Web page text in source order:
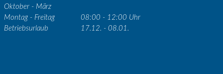
Oktober - März
Montag - Freitag
08:00 - 12:00 Uhr
Betriebsurlaub
17.12. - 08.01.